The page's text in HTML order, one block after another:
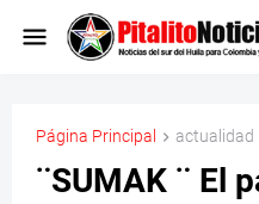
Página Principal actualidad
¨SUMAK ¨ El